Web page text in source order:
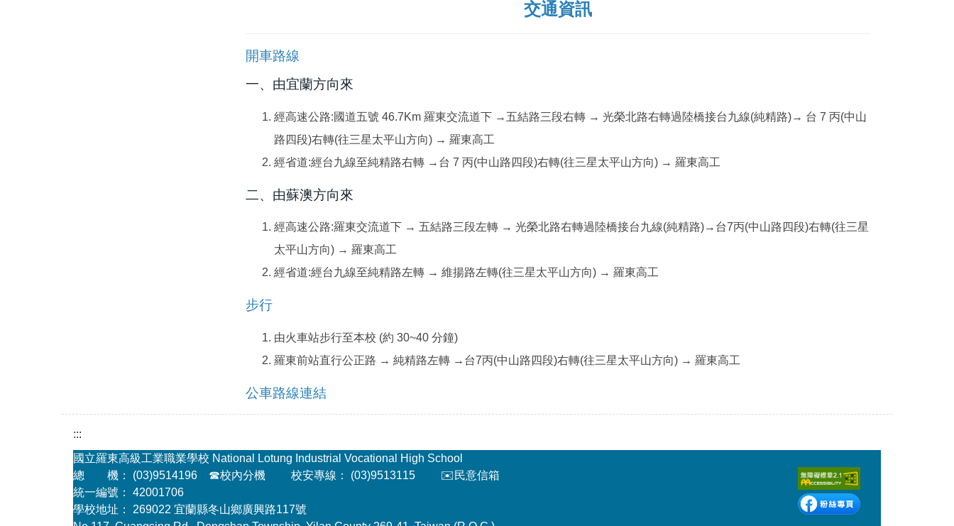
交通資訊
開車路線
一、由宜蘭方向來
經高速公路:國道五號 46.7Km 羅東交流道下 →五結路三段右轉 → 光榮北路右轉過陸橋接台九線(純精路)→ 台 7 丙(中山
路四段)右轉(往三星太平山方向) → 羅東高工
經省道:經台九線至純精路右轉 →台 7 丙(中山路四段)右轉(往三星太平山方向) → 羅東高工
二、由蘇澳方向來
經高速公路:羅東交流道下 → 五結路三段左轉 → 光榮北路右轉過陸橋接台九線(純精路)→台7丙(中山路四段)右轉(往三星
太平山方向) → 羅東高工
經省道:經台九線至純精路左轉 → 維揚路左轉(往三星太平山方向) → 羅東高工
步行
由火車站步行至本校 (約 30~40 分鐘)
羅東前站直行公正路 → 純精路左轉 →台7丙(中山路四段)右轉(往三星太平山方向) → 羅東高工
公車路線連結
:::
國立羅東高級工業職業學校 National Lotung Industrial Vocational High School
總 機： (03)9514196 ☎校內分機 校安專線： (03)9513115 ✉️民意信箱
統一編號： 42001706
學校地址： 269022 宜蘭縣冬山鄉廣興路117號